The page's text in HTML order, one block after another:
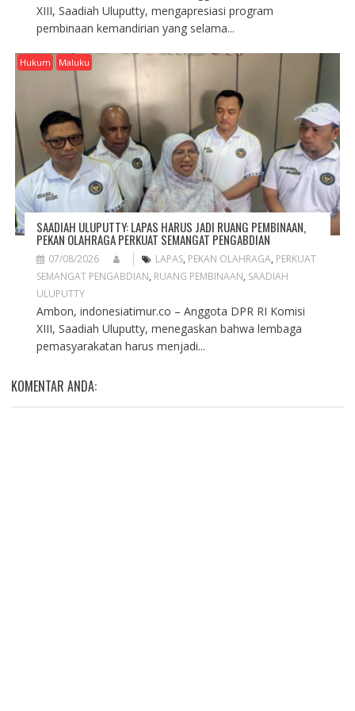
XIII, Saadiah Uluputty, mengapresiasi program
pembinaan kemandirian yang selama...
Hukum Maluku
SAADIAH ULUPUTTY: LAPAS HARUS JADI RUANG PEMBINAAN,
PEKAN OLAHRAGA PERKUAT SEMANGAT PENGABDIAN
07/08/2026 LAPAS, PEKAN OLAHRAGA, PERKUAT
SEMANGAT PENGABDIAN, RUANG PEMBINAAN, SAADIAH
ULUPUTTY
Ambon, indonesiatimur.co – Anggota DPR RI Komisi
XIII, Saadiah Uluputty, menegaskan bahwa lembaga
pemasyarakatan harus menjadi...
KOMENTAR ANDA: